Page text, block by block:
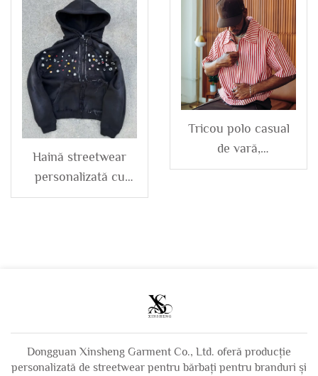
spălare vintage, cu
strass, cămăși caro
cu mânecă lungă și
blugi scurți din
denim
windbreaker, pentru
exterior, fără
imprimeuri, cu
posibilitate de
broderie, din nailon,
pentru bărbați
Haină streetwear
personalizată cu
broderie,
distressed, pentru
bărbați
Tricou polo casual
de vară,
personalizat, din
Dongguan Xinsheng Garment Co., Ltd. oferă producție
personalizată de streetwear pentru bărbați pentru branduri și